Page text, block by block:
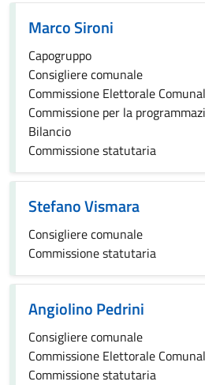
Marco Sironi
Capogruppo
Consigliere comunale
Commissione Elettorale
Commissione per la
Bilancio
Commissione statutaria
Stefano Vismara
Consigliere comunale
Commissione statutaria
Angiolino Pedrini
Consigliere comunale
Commissione Elettorale
Commissione statutaria